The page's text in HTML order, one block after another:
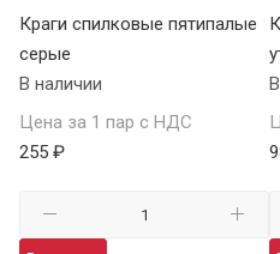
Краги спилковые пятипалые
серые
В наличии
Цена за 1 пар с НДС
255 ₽